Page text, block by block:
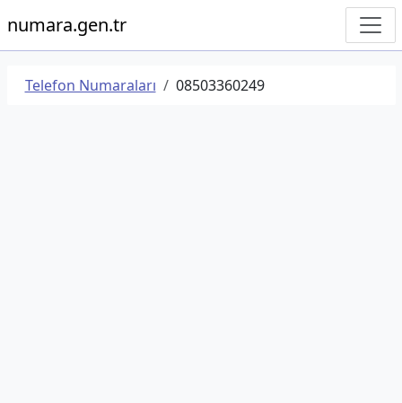
numara.gen.tr
Telefon Numaraları 08503360249